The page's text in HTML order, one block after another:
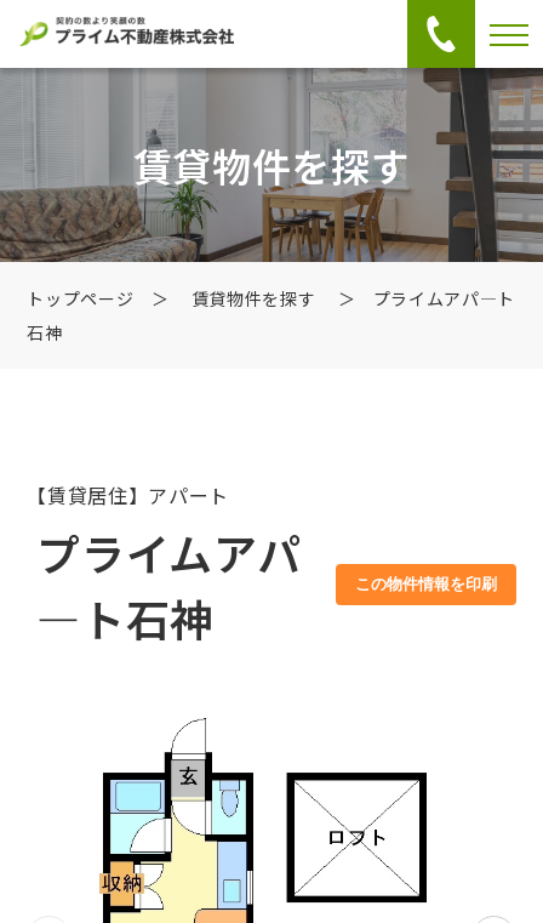
賃貸物件を探す
トップページ ＞ 賃貸物件を探す
＞ プライムアパ―ト
石神
【賃貸居住】アパート
プライムアパ
―ト石神
この物件情報を印刷